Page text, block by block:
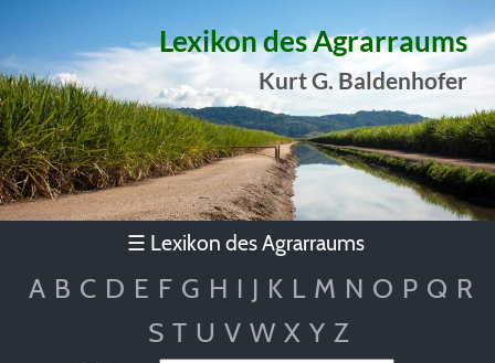
Lexikon des Agrarraums
Kurt G. Baldenhofer
☰ Lexikon des Agrarraums
A B C D E F G H I J K L M N O P Q R
S T U V W X Y Z